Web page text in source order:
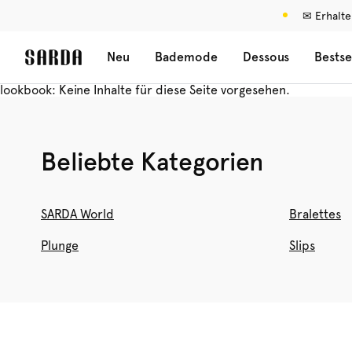
✉
Neu Bademode Dessous
lookbook: Keine Inhalte für diese Seite vorgesehen.
Beliebte Kategorien
SARDA World Bralettes
Plunge Slips